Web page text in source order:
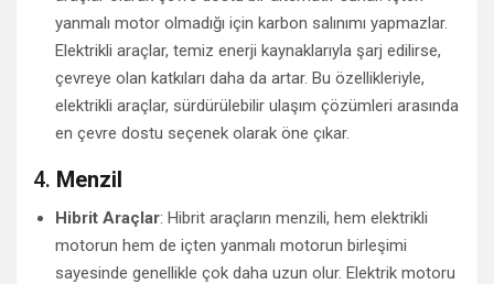
yanmalı motor olmadığı için karbon salınımı yapmazlar.
Elektrikli araçlar, temiz enerji kaynaklarıyla şarj edilirse,
çevreye olan katkıları daha da artar. Bu özellikleriyle,
elektrikli araçlar, sürdürülebilir ulaşım çözümleri arasında
en çevre dostu seçenek olarak öne çıkar.
4. Menzil
Hibrit Araçlar: Hibrit araçların menzili, hem elektrikli
motorun hem de içten yanmalı motorun birleşimi
sayesinde genellikle çok daha uzun olur. Elektrik motoru